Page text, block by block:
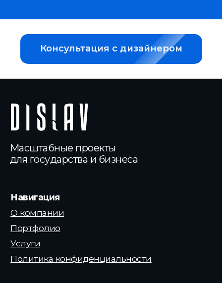
Консультация с дизайнером